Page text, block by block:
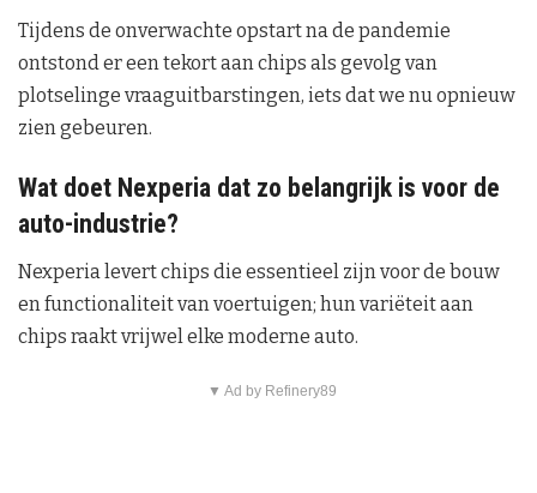
Tijdens de onverwachte opstart na de pandemie
ontstond er een tekort aan chips als gevolg van
plotselinge vraaguitbarstingen, iets dat we nu opnieuw
zien gebeuren.
Wat doet Nexperia dat zo belangrijk is voor de
auto-industrie?
Nexperia levert chips die essentieel zijn voor de bouw
en functionaliteit van voertuigen; hun variëteit aan
chips raakt vrijwel elke moderne auto.
▼ Ad by Refinery89